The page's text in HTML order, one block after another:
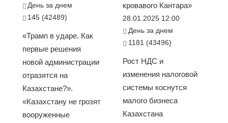
День за днем
145 (42489)
«Трамп в ударе. Как
первые решения
новой администрации
отразятся на
Казахстане?».
«Казахстану не грозят
вооруженные
кровавого Кантара»
28.01.2025 12:00
День за днем
1181 (43496)
Рост НДС и
изменения налоговой
системы коснутся
малого бизнеса
Казахстана